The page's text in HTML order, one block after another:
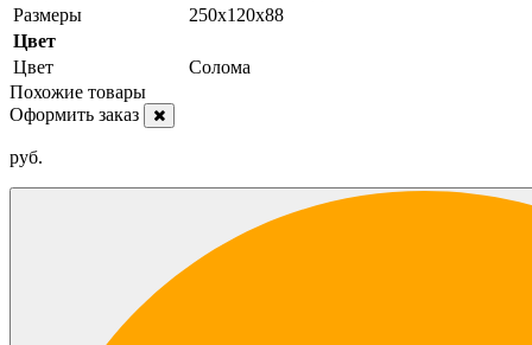
Размеры
250х120х88
Цвет
Цвет
Солома
Похожие товары
Оформить заказ
руб.